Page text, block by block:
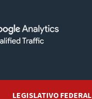
LEGISLATIVO FEDERAL